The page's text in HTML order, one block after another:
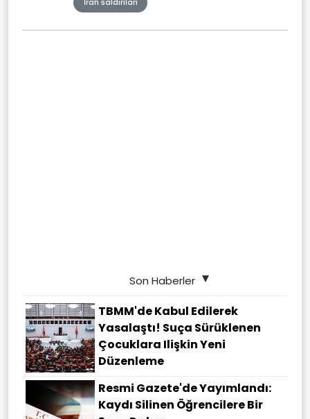
İran saldırıları
Son Haberler
TBMM'de Kabul Edilerek
Yasalaştı! Suça Sürüklenen
Çocuklara Ilişkin Yeni
Düzenleme
Resmi Gazete'de Yayımlandı:
Kaydı Silinen Öğrencilere Bir